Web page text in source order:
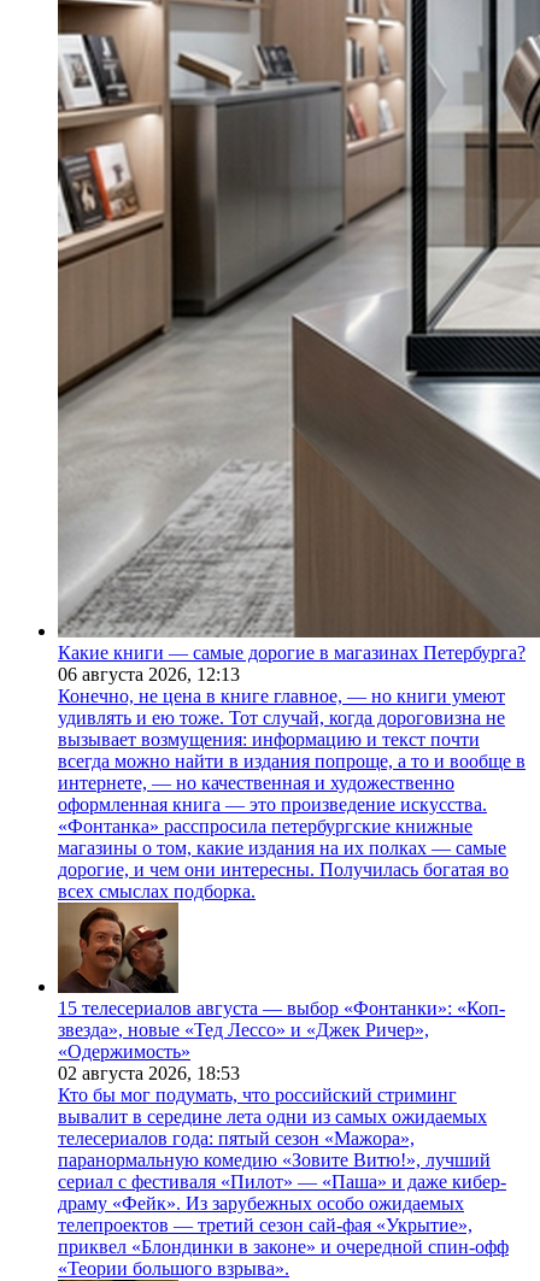
Какие книги — самые дорогие в магазинах Петербурга?
06 августа 2026, 12:13
Конечно, не цена в книге главное, — но книги умеют
удивлять и ею тоже. Тот случай, когда дороговизна не
вызывает возмущения: информацию и текст почти
всегда можно найти в издания попроще, а то и вообще в
интернете, — но качественная и художественно
оформленная книга — это произведение искусства.
«Фонтанка» расспросила петербургские книжные
магазины о том, какие издания на их полках — самые
дорогие, и чем они интересны. Получилась богатая во
всех смыслах подборка.
15 телесериалов августа — выбор «Фонтанки»: «Коп-
звезда», новые «Тед Лессо» и «Джек Ричер»,
«Одержимость»
02 августа 2026, 18:53
Кто бы мог подумать, что российский стриминг
вывалит в середине лета одни из самых ожидаемых
телесериалов года: пятый сезон «Мажора»,
паранормальную комедию «Зовите Витю!», лучший
сериал с фестиваля «Пилот» — «Паша» и даже кибер-
драму «Фейк». Из зарубежных особо ожидаемых
телепроектов — третий сезон сай-фая «Укрытие»,
приквел «Блондинки в законе» и очередной спин-офф
«Теории большого взрыва».